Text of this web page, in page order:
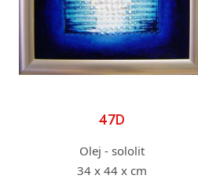
47D
Olej - sololit
34 x 44 x cm